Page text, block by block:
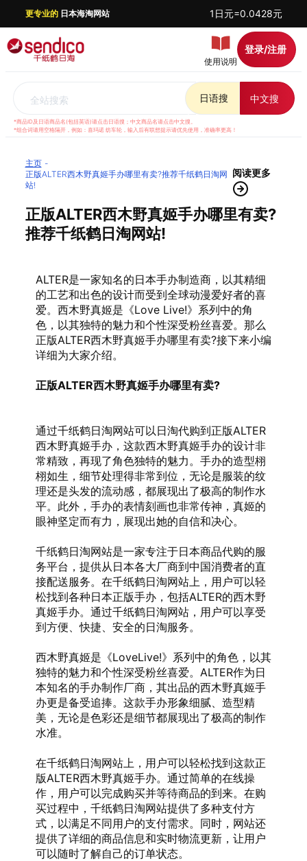
更专业的日本海淘网站 1日元=0.0428元
使用说明
登录/注册
全站搜索 日语搜 中文搜
*商品ID及日语商品名(包括英语)请点击日语搜；中文商品名请点击中文搜。
*组合词请用空格隔开，例如：喜玛诺 纺车轮，输入后有联想提示请优先使用，准确率更高！
主页
正版ALTER西木野真姬手办哪里有卖?推荐千纸鹤日淘网
站!
阅读更多
正版ALTER西木野真姬手办哪里有卖?
推荐千纸鹤日淘网站!
ALTER是一家知名的日本手办制造商，以其精细
的工艺和出色的设计而受到全球动漫爱好者的喜
爱。西木野真姬是《Love Live!》系列中的角
色，以其独特的魅力和个性深受粉丝喜爱。那么
正版ALTER西木野真姬手办哪里有卖?接下来小编
详细为大家介绍。
正版ALTER西木野真姬手办哪里有卖?
通过千纸鹤日淘网站可以日淘代购到正版ALTER
西木野真姬手办，这款西木野真姬手办的设计非
常精致，再现了角色独特的魅力。手办的造型栩
栩如生，细节处理得非常到位，无论是服装的纹
理还是头发的流动感，都展现出了极高的制作水
平。此外，手办的表情刻画也非常传神，真姬的
眼神坚定而有力，展现出她的自信和决心。
千纸鹤日淘网站是一家专注于日本商品代购的服
务平台，提供从日本各大厂商到中国消费者的直
接配送服务。在千纸鹤日淘网站上，用户可以轻
松找到各种日本正版手办，包括ALTER的西木野
真姬手办。通过千纸鹤日淘网站，用户可以享受
到方便、快捷、安全的日淘服务。
西木野真姬是《LoveLive!》系列中的角色，以其
独特的魅力和个性深受粉丝喜爱。ALTER作为日
本知名的手办制作厂商，其出品的西木野真姬手
办更是备受追捧。这款手办形象细腻、造型精
美，无论是色彩还是细节都展现出了极高的制作
水准。
在千纸鹤日淘网站上，用户可以轻松找到这款正
版ALTER西木野真姬手办。通过简单的在线操
作，用户可以完成购买并等待商品的到来。在购
买过程中，千纸鹤日淘网站提供了多种支付方
式，以满足不同用户的支付需求。同时，网站还
提供了详细的商品信息和实时物流更新，让用户
可以随时了解自己的订单状态。